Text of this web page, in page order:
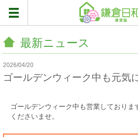
最新ニュース
2026/04/20
ゴールデンウィーク中も元気
ゴールデンウィーク中も営業しておりま
くださいませ。